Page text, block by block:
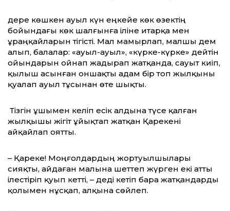
Үдере көшкен ауыл күн еңкейе көк өзек­тің
бойындағы көк шалғынға іліне итарқа мен
ұраңқайларын тігісті. Мал мамырлап, малшы дем
алып, балалар: «ауыл-ауыл», «күрке-күрке» дейтін
ойындарын ойнап жадырап жатқанда, сауыт киіп,
қылыш асынған оншақты адам бір топ жылқыны
қуалап ауыл тұсынан өте шықты.
Тізгін ұшымен келіп есік алдына түсе қалған
жылқышы жігіт ұйықтап жатқан Қарекені
айқайлап оятты.
– Қареке! Моңғолдардың жортуылшыла­ры
сияқты, айдаған малына шеттеп жүрген екі атты
ілестіріп қуып кетті, – деді кетіп ба­ра жатқандарды
қолымен нұсқап, алқына сөйлеп.